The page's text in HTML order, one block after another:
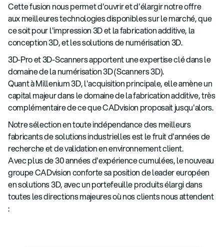
Cette fusion nous permet d'ouvrir et d'élargir notre offre
aux meilleures technologies disponibles sur le marché, que
ce soit pour l'impression 3D et la fabrication additive, la
conception 3D, et les solutions de numérisation 3D.
3D-Pro et 3D-Scanners apportent une expertise clé dans le
domaine de la numérisation 3D (Scanners 3D).
Quant à Millenium 3D, l'acquisition principale, elle amène un
capital majeur dans le domaine de la fabrication additive, très
complémentaire de ce que CADvision proposait jusqu'alors.
Notre sélection en toute indépendance des meilleurs
fabricants de solutions industrielles est le fruit d'années de
recherche et de validation en environnement client.
Avec plus de 30 années d'expérience cumulées, le nouveau
groupe CADvision conforte sa position de leader européen
en solutions 3D, avec un portefeuille produits élargi dans
toutes les directions majeures où nos clients nous attendent
: